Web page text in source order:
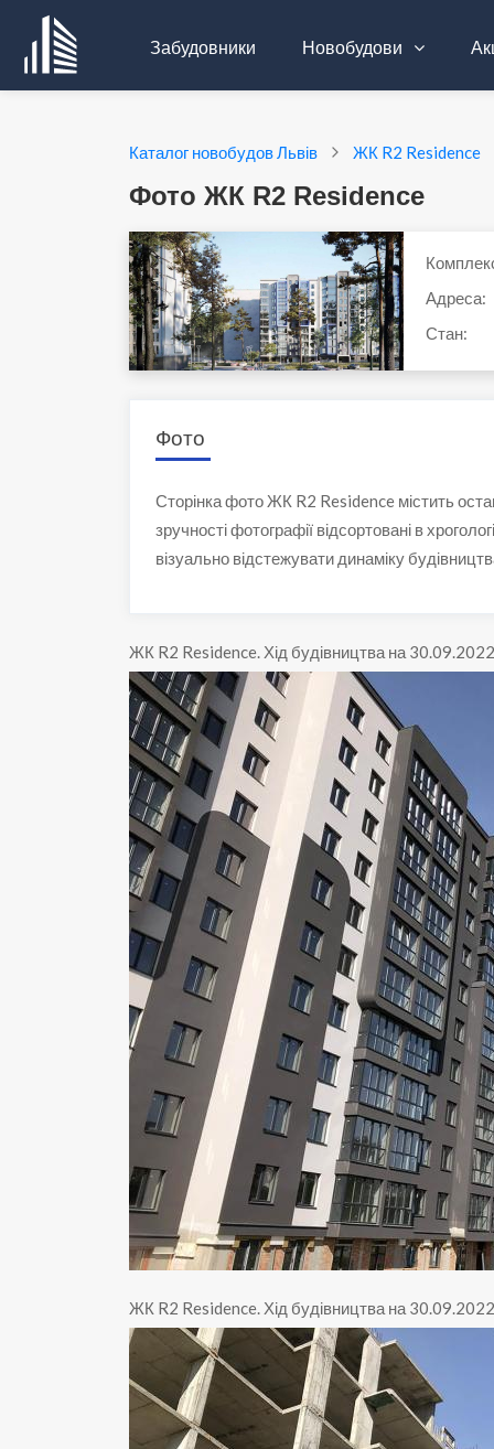
Забудовники Новобудови
Каталог новобудов Львів ЖК R2 Residence
Фото ЖК R2 Residence
Адреса:
Стан:
Фото
Сторінка фото ЖК R2 Residence містить
зручності фотографії відсортовані в
візуально відстежувати динаміку
ЖК R2 Residence. Хід будівництва на 30.09.2022
ЖК R2 Residence. Хід будівництва на 30.09.2022